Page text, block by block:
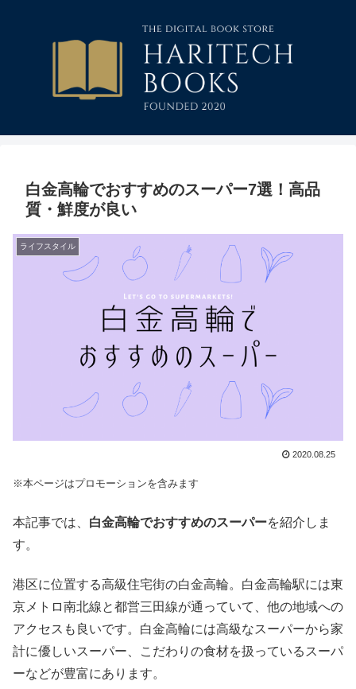
白金高輪でおすすめのスーパー7選！高品
質・鮮度が良い
ライフスタイル
2020.08.25
※本ページはプロモーションを含みます
本記事では、 白金高輪でおすすめのスーパーを紹介しま
す。
港区に位置する高級住宅街の白金高輪。白金高輪駅には東
京メトロ南北線と都営三田線が通っていて、他の地域への
アクセスも良いです。白金高輪には高級なスーパーから家
計に優しいスーパー、こだわりの食材を扱っているスーパ
ーなどが豊富にあります。